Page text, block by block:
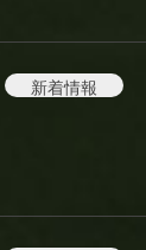
新着情報